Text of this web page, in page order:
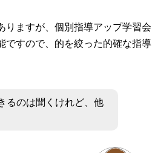
りますが、個別指導アップ学習会
ですので、的を絞った的確な指導
るのは聞くけれど、他